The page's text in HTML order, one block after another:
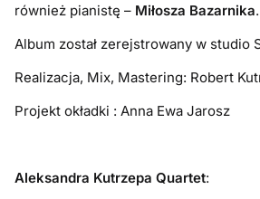
również pianistę – Miłosza Bazarnika.
Album został zerejstrowany w studio
Realizacja, Mix, Mastering: Robert
Projekt okładki : Anna Ewa Jarosz
Aleksandra Kutrzepa Quartet: